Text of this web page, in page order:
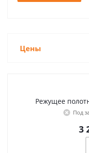
Цены
Режущее
Под
3